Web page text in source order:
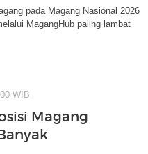
pada Magang Nasional 2026
MagangHub paling lambat
WIB
Magang